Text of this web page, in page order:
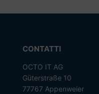
CONTATTI
OCTO IT AG
Güterstraße 10
77767 Appenweier